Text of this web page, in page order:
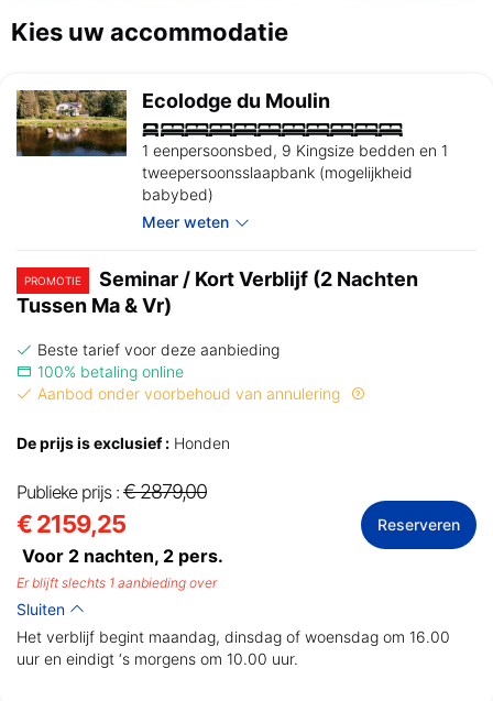
Kies uw accommodatie
Ecolodge du Moulin
1 eenpersoonsbed, 9 Kingsize bedden en 1
tweepersoonsslaapbank (mogelijkheid
babybed)
Meer weten
PROMOTIE
Seminar / Kort Verblijf (2 Nachten
Tussen Ma & Vr)
Beste tarief voor deze aanbieding
100% betaling online
Aanbod onder voorbehoud van annulering
De prijs is exclusief : Honden
Publieke prijs : € 2879,00
€ 2159,25
Voor 2 nachten, 2 pers.
Reserveren
Er blijft slechts 1 aanbieding over
Sluiten
Het verblijf begint maandag, dinsdag of woensdag om 16.00
uur en eindigt ‘s morgens om 10.00 uur.